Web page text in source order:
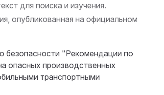
для поиска и изучения.
опубликованная на официальном
безопасности "Рекомендации по
опасных производственных
транспортными